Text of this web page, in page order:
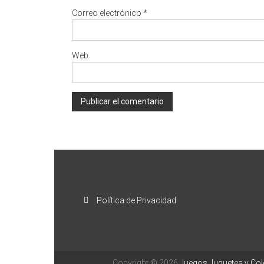
Correo electrónico *
Web
Política de Privacidad